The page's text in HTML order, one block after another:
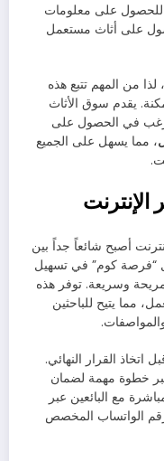
للحصول على معلومات
على أثاث مستعمل
من المهم تتبع هذه
يقدم سوق الأثاث
في الحصول على
، مما يسهل على الجميع
أصبح شائعاً جداً بين
“فرصة كوم” في تسهيل
وسريعة. توفر هذه
مما يتيح للباحثين
القرار النهائي.
خطوة مهمة لضمان
مع البائعين عبر
الواتساب المخصص